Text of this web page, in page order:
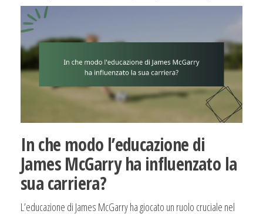
In che modo l’educazione di
James McGarry ha influenzato la
sua carriera?
L’educazione di James McGarry ha giocato un ruolo cruciale nel